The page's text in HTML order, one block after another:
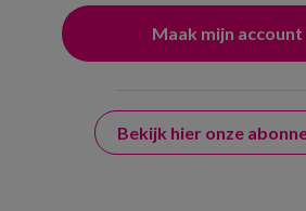
Bekijk hier onze